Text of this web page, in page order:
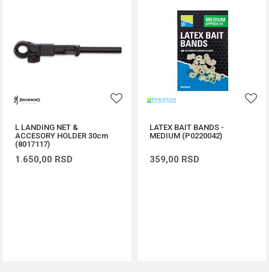
L LANDING NET &
ACCESORY HOLDER 30cm
(8017117)
1.650,00 RSD
LATEX BAIT BANDS -
MEDIUM (P0220042)
359,00 RSD